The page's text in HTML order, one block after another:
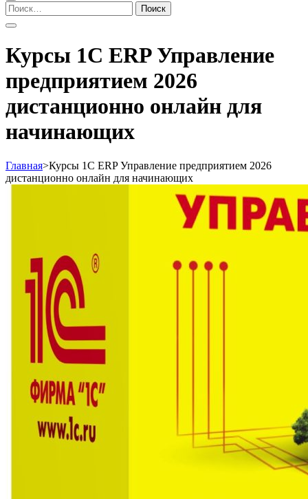
Найти:
Курсы 1С ERP Управление
предприятием 2026
дистанционно онлайн для
начинающих
Главная>Курсы 1С ERP Управление предприятием 2026
дистанционно онлайн для начинающих